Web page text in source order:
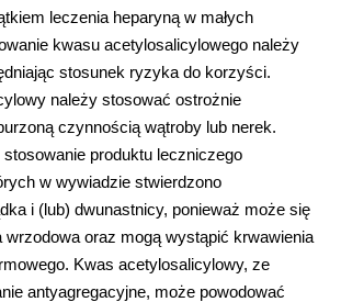
leczenia heparyną w małych
kwasu acetylosalicylowego należy
stosunek ryzyka do korzyści.
należy stosować ostrożnie
czynnością wątroby lub nerek.
produktu leczniczego
w wywiadzie stwierdzono
i (lub) dwunastnicy, ponieważ może się
wrzodowa oraz mogą wystąpić krwawienia
Kwas acetylosalicylowy, ze
antyagregacyjne, może powodować